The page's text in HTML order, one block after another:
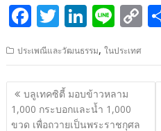
F
ac
e
b
o
T
itt
er
Li
k
e
dI
Li
e
C
p
y
ประเพณีและวัฒนธรรม,ในประเทศ
แนะแนว
เรื่อง
บลูเทคซิตี้ มอบข้าวหลาม
1,000 กระบอกและน้ำ 1,000
ขวด เพื่อถวายเป็นพระราชกุศล